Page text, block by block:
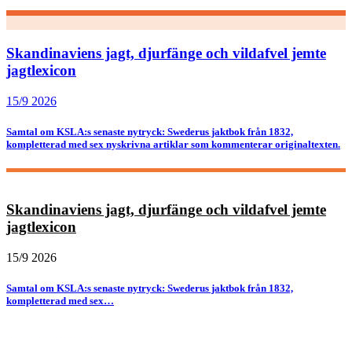
Skandinaviens jagt, djurfänge och vildafvel jemte
jagtlexicon
15/9 2026
Samtal om KSLA:s senaste nytryck: Swederus jaktbok från 1832,
kompletterad med sex nyskrivna artiklar som kommenterar originaltexten.
Skandinaviens jagt, djurfänge och vildafvel jemte
jagtlexicon
15/9 2026
Samtal om KSLA:s senaste nytryck: Swederus jaktbok från 1832,
kompletterad med sex…